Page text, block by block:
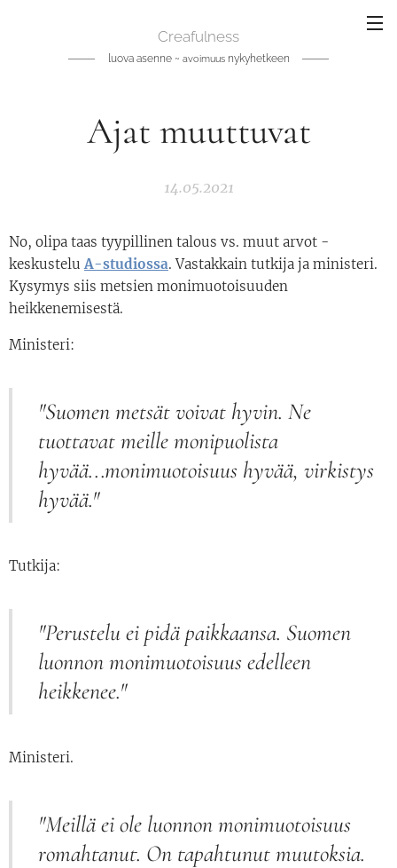
Creafulness
luova asenne ~ avoimuusnykyhetkeen
Ajat muuttuvat
14.05.2021
No, olipa taas tyypillinen talous vs. muut arvot -
keskusteluA-studiossa. Vastakkain tutkija ja ministeri.
Kysymys siis metsien monimuotoisuuden
heikkenemisestä.
Ministeri:
"Suomen metsät voivat hyvin. Ne
tuottavat meille monipuolista
hyvää...monimuotoisuus hyvää, virkistys
hyvää."
Tutkija:
"Perustelu ei pidä paikkaansa. Suomen
luonnon monimuotoisuus edelleen
heikkenee."
Ministeri.
"Meillä ei ole luonnon monimuotoisuus
romahtanut. On tapahtunut muutoksia.